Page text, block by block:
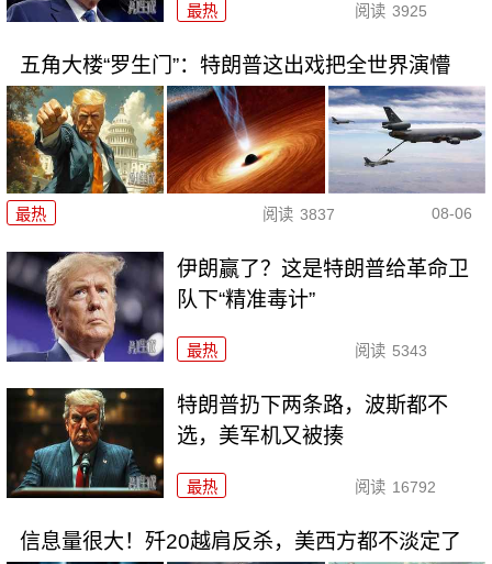
最热 阅读 3925
五角大楼“罗生门”：特朗普这出戏把全世界演懵
最热 阅读 3837 08-06
伊朗赢了？这是特朗普给革命卫
队下“精准毒计”
最热 阅读 5343
特朗普扔下两条路，波斯都不
选，美军机又被揍
最热 阅读 16792
信息量很大！歼20越肩反杀，美西方都不淡定了